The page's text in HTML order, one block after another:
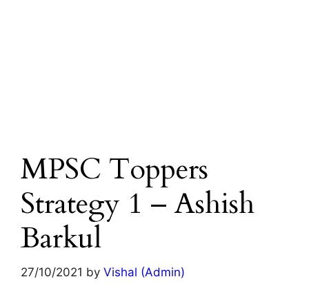
MPSC Toppers
Strategy 1 – Ashish
Barkul
27/10/2021 by Vishal (Admin)